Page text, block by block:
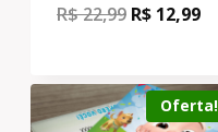
R$22,99 R$ 12,99
Oferta!